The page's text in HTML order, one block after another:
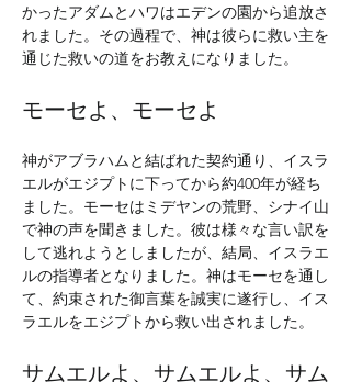
かったアダムとハワはエデンの園から追放さ
れました。その過程で、神は彼らに救い主を
通じた救いの道をお教えになりました。
モーセよ、モーセよ
神がアブラハムと結ばれた契約通り、イスラ
エルがエジプトに下ってから約400年が経ち
ました。モーセはミデヤンの荒野、シナイ山
で神の声を聞きました。彼は様々な言い訳を
して逃れようとしましたが、結局、イスラエ
ルの指導者となりました。神はモーセを通し
て、約束された御言葉を誠実に遂行し、イス
ラエルをエジプトから救い出されました。
サムエルよ、サムエルよ、サム